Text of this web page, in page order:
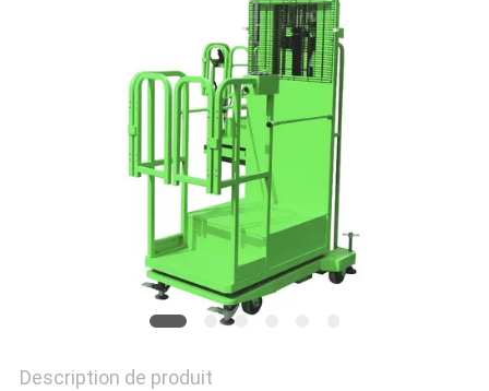
POLITIQUE
Description de produit